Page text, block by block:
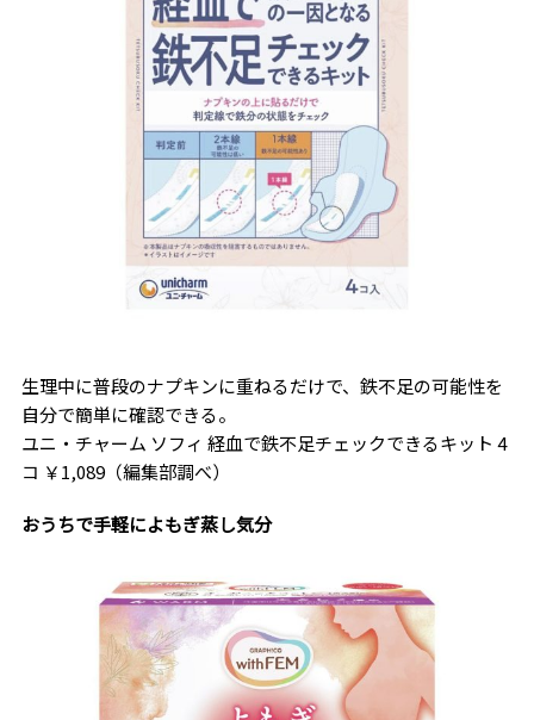
生理中に普段のナプキンに重ねるだけで、鉄不足の可能性を
自分で簡単に確認できる。
ユニ・チャーム ソフィ 経血で鉄不足チェックできるキット 4
コ ￥1,089（編集部調べ）
おうちで手軽によもぎ蒸し気分